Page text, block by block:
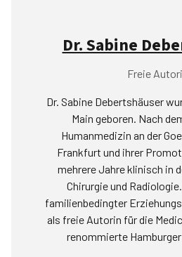
Dr. Sabine
Freie
Dr. Sabine Debertshäuser
Main geboren. Nach
Humanmedizin an der
Frankfurt und ihrer
mehrere Jahre klinisch in
Chirurgie und
familienbedingter
als freie Autorin für die
renommierte